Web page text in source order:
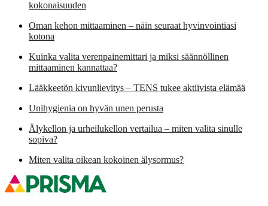
kokonaisuuden
Oman kehon mittaaminen – näin seuraat hyvinvointiasi
kotona
Kuinka valita verenpainemittari ja miksi säännöllinen
mittaaminen kannattaa?
Lääkkeetön kivunlievitys – TENS tukee aktiivista elämää
Unihygienia on hyvän unen perusta
Älykellon ja urheilukellon vertailua – miten valita sinulle
sopiva?
Miten valita oikean kokoinen älysormus?